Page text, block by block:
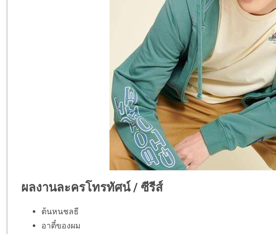
ผลงานละครโทรทัศน์ / ซีรีส์
ต้นหนชลธี
อาตี๋ของผม